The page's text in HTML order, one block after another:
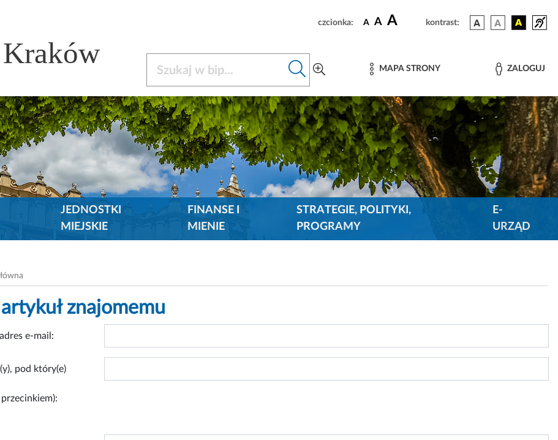
czcionka: A A A kontrast:
MAPA STRONY ZALOGUJ
JEDNOSTKI
MIEJSKIE
FINANSE I
MIENIE
STRATEGIE, POLITYKI,
PROGRAMY
E-
URZĄD
artykuł znajomemu
e-mail:
pod który(e)